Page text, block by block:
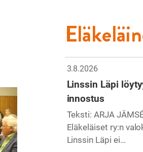
3.8.2026
Linssin Läpi
innostus
Teksti: ARJA
Eläkeläiset ry:n
Linssin Läpi ei…